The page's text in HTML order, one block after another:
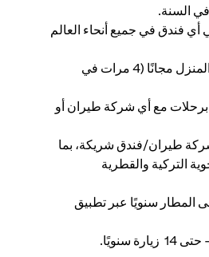
السنة.
في أي فندق في جميع أنحاء العالم
إجراءات السفر في المنزل مجانًا (4 مرات في
مع أي شركة طيران أو
أميالك إلى 11 شركة طيران/فندق شريكة، بما
التركية والقطرية
المطار سنويًا عبر تطبيق
سنويًا.